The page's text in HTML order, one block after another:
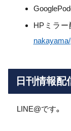
HPミラー
nakayama/
日刊情報
LINE@です。